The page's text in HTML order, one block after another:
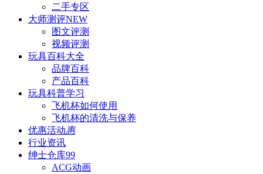
二手专区
大师测评NEW
图文评测
视频评测
玩具百科大全
品牌百科
产品百科
玩具科普学习
飞机杯如何使用
飞机杯的清洗与保养
优惠活动惠
行业资讯
绅士仓库99
ACG动画